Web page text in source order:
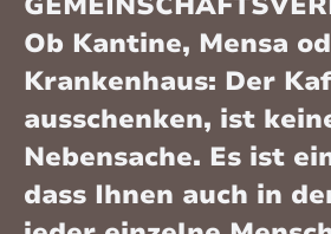
Ob Kantine, Mensa
Krankenhaus: Der
ausschenken, ist
Nebensache. Es ist
dass Ihnen auch in